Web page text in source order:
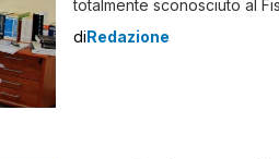
totalmente sconosciuto al
di dichiarare circa 700.000
diRedazione